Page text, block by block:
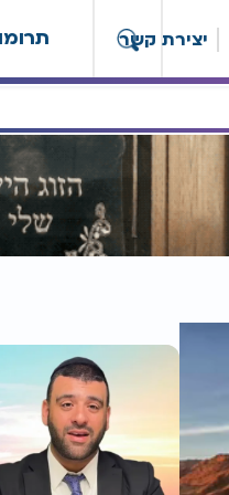
יצירת קשר